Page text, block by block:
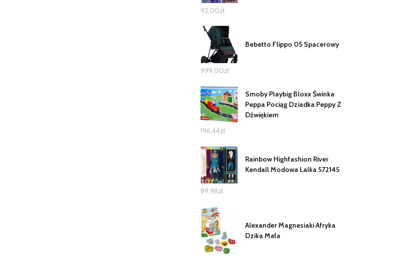
92,00zł
Bebetto Flippo 05 Spacerowy
999,00zł
Smoby Playbig Bloxx Świnka
Peppa Pociąg Dziadka Peppy Z
Dźwiękiem
196,44zł
Rainbow Highfashion River
Kendall Modowa Lalka 572145
89,98zł
Alexander Magnesiaki Afryka
Dzika Mała